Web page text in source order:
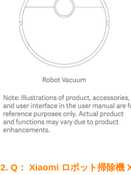
2. Q： Xiaomi ロボット掃除機